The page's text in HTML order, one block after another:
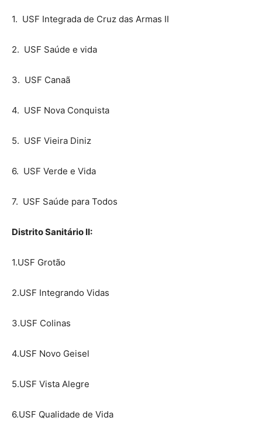
1. USF Integrada de Cruz das Armas II
2. USF Saúde e vida
3. USF Canaã
4. USF Nova Conquista
5. USF Vieira Diniz
6. USF Verde e Vida
7. USF Saúde para Todos
Distrito Sanitário II:
1.USF Grotão
2.USF Integrando Vidas
3.USF Colinas
4.USF Novo Geisel
5.USF Vista Alegre
6.USF Qualidade de Vida